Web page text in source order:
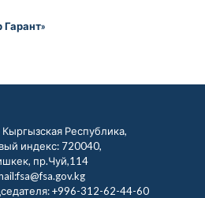
Республика,
индекс: 720040,
пр.Чуй,114
+996-312-62-44-60